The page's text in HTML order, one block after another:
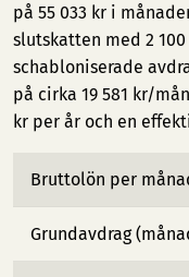
på 55 033 kr i
slutskatten med 2
schabloniserade
på cirka 19 581 kr/
kr per år och en
Bruttolön per
Grundavdrag